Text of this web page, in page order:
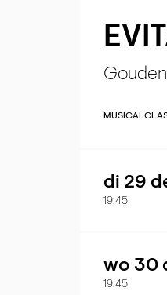
MUSICAL
di 29
19:45
wo 30
19:45